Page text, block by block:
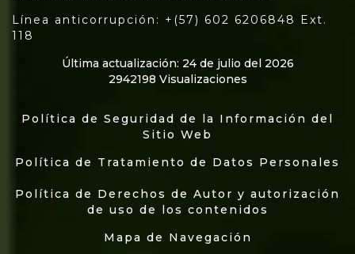
Línea anticorrupción: +(57) 602 6206848 Ext.
118
Última actualización: 24 de julio del 2026
2942198 Visualizaciones
Política de Seguridad de la Información del
Sitio Web
Política de Tratamiento de Datos Personales
Política de Derechos de Autor y autorización
de uso de los contenidos
Mapa de Navegación